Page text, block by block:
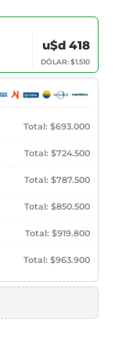
u$d 418
DÓLAR: $1.510
Total: $693.000
Total: $724.500
Total: $787.500
Total: $850.500
Total: $919.800
Total: $963.900